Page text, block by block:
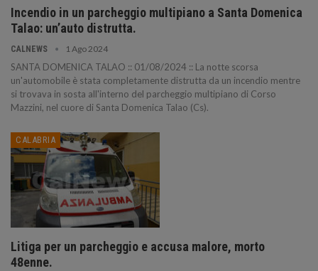
Incendio in un parcheggio multipiano a Santa Domenica
Talao: un’auto distrutta.
CALNEWS 1 Ago 2024
SANTA DOMENICA TALAO :: 01/08/2024 :: La notte scorsa
un'automobile è stata completamente distrutta da un incendio mentre
si trovava in sosta all'interno del parcheggio multipiano di Corso
Mazzini, nel cuore di Santa Domenica Talao (Cs).
CALABRIA
Litiga per un parcheggio e accusa malore, morto
48enne.